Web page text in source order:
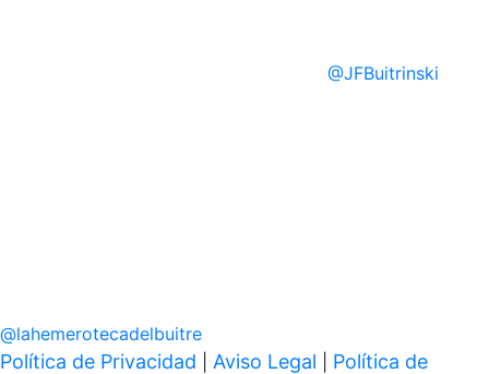
@JFBuitrinski
@lahemerotecadelbuitre
Política de Privacidad Aviso Legal
Política de